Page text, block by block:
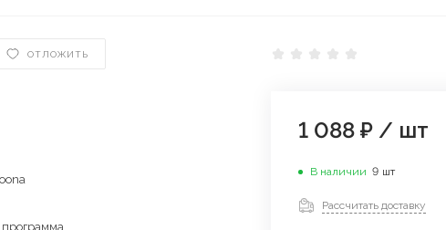
ОТЛОЖИТЬ
программа
1 088 ₽ / шт
В наличии 9 шт
Рассчитать доставку